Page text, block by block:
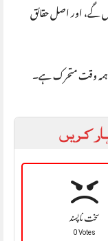
گے، اور اصل حقائق
ہمہ وقت متحرک ہے۔
کریں
سخت نا پسند
0 Votes